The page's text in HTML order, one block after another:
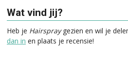
Wat vind jij?
Heb je Hairspraygezien en wil je
dan in en plaats je recensie!